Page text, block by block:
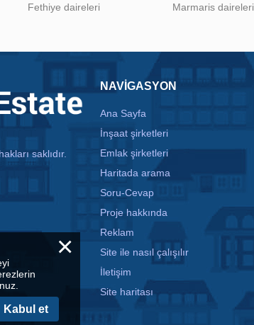
Fethiye daireleri
Marmaris daireleri
saklıdır.
NAVIGASYON
Ana Sayfa
İnşaat şirketleri
Emlak şirketleri
Haritada arama
Soru-Cevap
Proje hakkında
Reklam
Site ile nasıl çalışılır
İletişim
Site haritası
×
Kabul et